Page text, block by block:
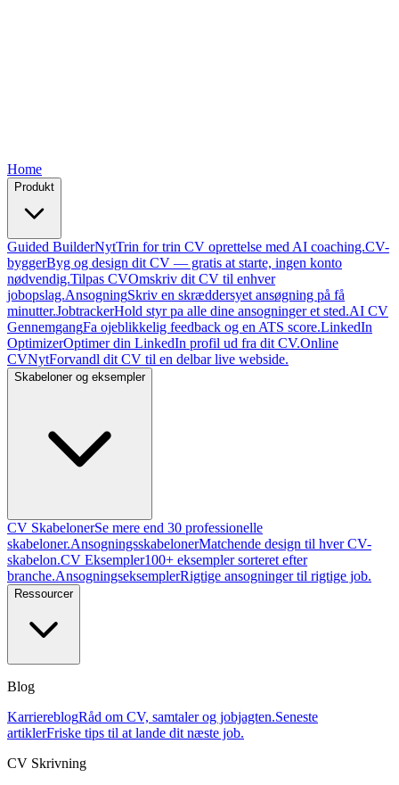
Home
Produkt
Guided BuilderNytTrin for trin CV oprettelse med AI coaching.CV-
byggerByg og design dit CV — gratis at starte, ingen konto
nødvendig.Tilpas CVOmskriv dit CV til enhver
jobopslag.AnsogningSkriv en skræddersyet ansøgning på få
minutter.JobtrackerHold styr pa alle dine ansogninger et sted.AI CV
GennemgangFa ojeblikkelig feedback og en ATS score.LinkedIn
OptimizerOptimer din LinkedIn profil ud fra dit CV.Online
CVNytForvandl dit CV til en delbar live webside.
Skabeloner og eksempler
CV SkabelonerSe mere end 30 professionelle
skabeloner.AnsogningsskabelonerMatchende design til hver CV-
skabelon.CV Eksempler100+ eksempler sorteret efter
branche.AnsogningseksemplerRigtige ansogninger til rigtige job.
Ressourcer
Blog
KarriereblogRåd om CV, samtaler og jobjagten.Seneste
artiklerFriske tips til at lande dit næste job.
CV Skrivning